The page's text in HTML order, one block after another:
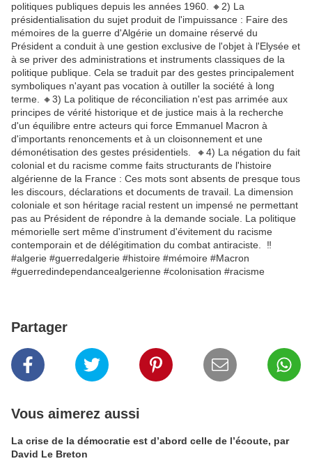
politiques publiques depuis les années 1960. 🔸️2) La
présidentialisation du sujet produit de l'impuissance : Faire des
mémoires de la guerre d'Algérie un domaine réservé du
Président a conduit à une gestion exclusive de l'objet à l'Elysée et
à se priver des administrations et instruments classiques de la
politique publique. Cela se traduit par des gestes principalement
symboliques n'ayant pas vocation à outiller la société à long
terme. 🔸️3) La politique de réconciliation n'est pas arrimée aux
principes de vérité historique et de justice mais à la recherche
d'un équilibre entre acteurs qui force Emmanuel Macron à
d'importants renoncements et à un cloisonnement et une
démonétisation des gestes présidentiels. 🔸️4) La négation du fait
colonial et du racisme comme faits structurants de l'histoire
algérienne de la France : Ces mots sont absents de presque tous
les discours, déclarations et documents de travail. La dimension
coloniale et son héritage racial restent un impensé ne permettant
pas au Président de répondre à la demande sociale. La politique
mémorielle sert même d'instrument d'évitement du racisme
contemporain et de délégitimation du combat antiraciste. ‼️
#algerie #guerredalgerie #histoire #mémoire #Macron
#guerredindependancealgerienne #colonisation #racisme
Partager
Vous aimerez aussi
La crise de la démocratie est d’abord celle de l’écoute, par
David Le Breton